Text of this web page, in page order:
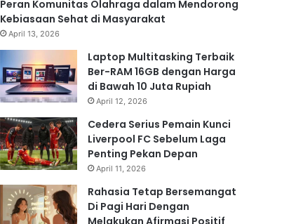
Peran Komunitas Olahraga dalam Mendorong
Kebiasaan Sehat di Masyarakat
April 13, 2026
Laptop Multitasking Terbaik
Ber-RAM 16GB dengan Harga
di Bawah 10 Juta Rupiah
April 12, 2026
Cedera Serius Pemain Kunci
Liverpool FC Sebelum Laga
Penting Pekan Depan
April 11, 2026
Rahasia Tetap Bersemangat
Di Pagi Hari Dengan
Melakukan Afirmasi Positif